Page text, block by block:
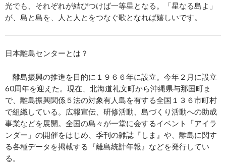
光でも、それぞれが結びつけば一等星となる。「星なる島よ」
が、島と島を、人と人とをつなぐ歌となれば嬉しいです。
日本離島センターとは？
離島振興の推進を目的に１９６６年に設立。今年２月に設立
60周年を迎えた。現在、北海道礼文町から沖縄県与那国町ま
で、離島振興関係５法の対象有人島を有する全国１３６市町村
で組織している。広報宣伝、研修活動、島づくり活動への助成
事業などを展開。全国の島々が一堂に会するイベント「アイラ
ンダー」の開催をはじめ、季刊の雑誌『しま』や、離島に関す
る各種データを掲載する『離島統計年報』などを発行してい
る。